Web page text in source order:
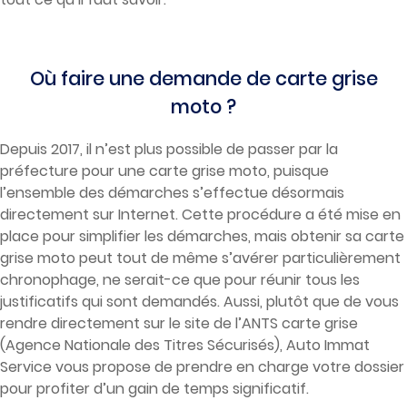
Où faire une demande de carte grise
moto ?
Depuis 2017, il n’est plus possible de passer par la
préfecture pour une carte grise moto, puisque
l’ensemble des démarches s’effectue désormais
directement sur Internet. Cette procédure a été mise en
place pour simplifier les démarches, mais obtenir sa carte
grise moto peut tout de même s’avérer particulièrement
chronophage, ne serait-ce que pour réunir tous les
justificatifs qui sont demandés. Aussi, plutôt que de vous
rendre directement sur le site de l’ANTS carte grise
(Agence Nationale des Titres Sécurisés), Auto Immat
Service vous propose de prendre en charge votre dossier
pour profiter d’un gain de temps significatif.